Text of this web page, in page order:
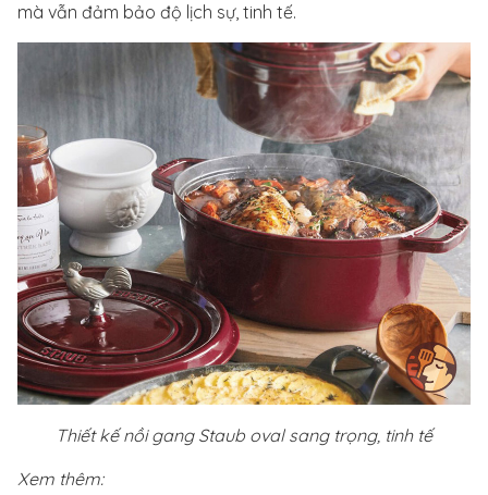
mà vẫn đảm bảo độ lịch sự, tinh tế.
Thiết kế nồi gang Staub oval sang trọng, tinh tế
Xem thêm: